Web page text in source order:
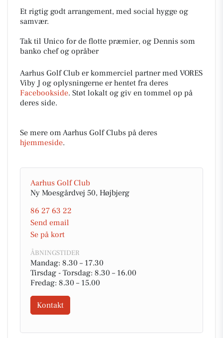
Et rigtig godt arrangement, med social hygge og
samvær.
Tak til Unico for de flotte præmier, og Dennis som
banko chef og opråber
Aarhus Golf Club er kommerciel partner med VORES
Viby J og oplysningerne er hentet fra deres
Facebookside. Støt lokalt og giv en tommel op på
deres side.
Se mere om Aarhus Golf Clubs på deres
hjemmeside.
Aarhus Golf Club
Ny Moesgårdvej 50, Højbjerg
86 27 63 22
Send email
Se på kort
ÅBNINGSTIDER
Mandag: 8.30 – 17.30
Tirsdag - Torsdag: 8.30 – 16.00
Fredag: 8.30 – 15.00
Kontakt